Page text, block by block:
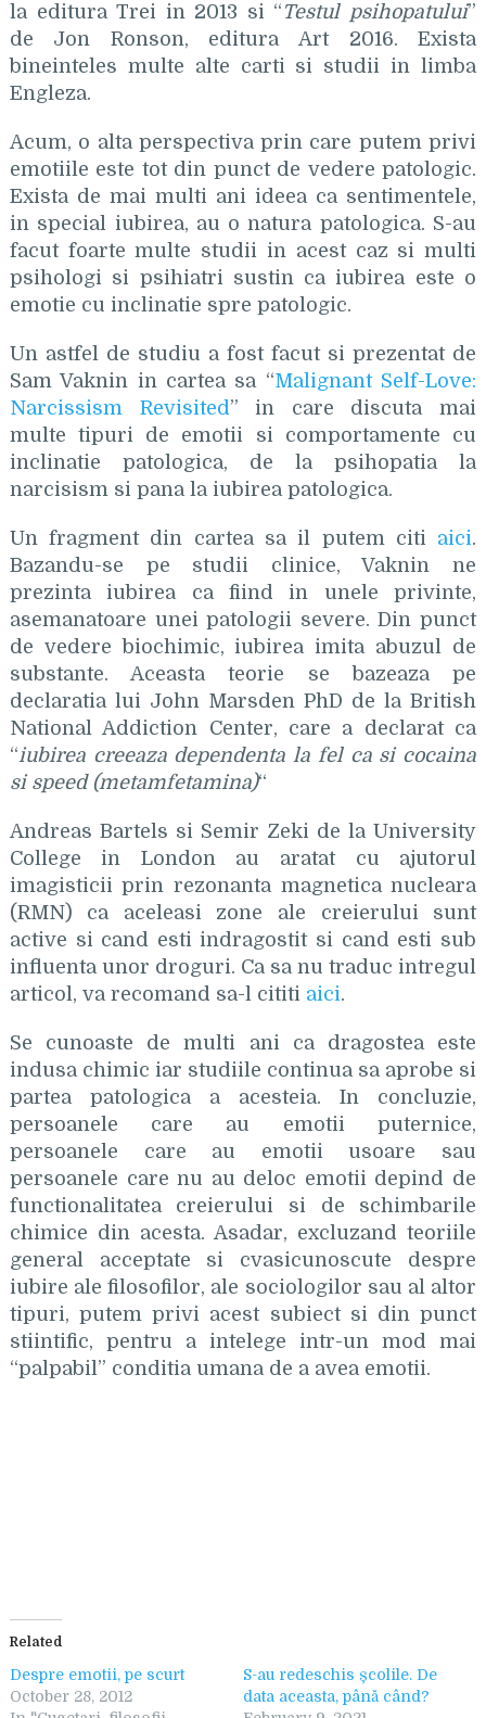
la editura Trei in 2013 si “ Testul psihopatului”
de Jon Ronson, editura Art 2016. Exista
bineinteles multe alte carti si studii in limba
Engleza.
Acum, o alta perspectiva prin care putem privi
emotiile este tot din punct de vedere patologic.
Exista de mai multi ani ideea ca sentimentele,
in special iubirea, au o natura patologica. S-au
facut foarte multe studii in acest caz si multi
psihologi si psihiatri sustin ca iubirea este o
emotie cu inclinatie spre patologic.
Un astfel de studiu a fost facut si prezentat de
Sam Vaknin in cartea sa “Malignant Self-Love:
Narcissism Revisited” in care discuta mai
multe tipuri de emotii si comportamente cu
inclinatie patologica, de la psihopatia la
narcisism si pana la iubirea patologica.
Un fragment din cartea sa il putem citi aici.
Bazandu-se pe studii clinice, Vaknin ne
prezinta iubirea ca fiind in unele privinte,
asemanatoare unei patologii severe. Din punct
de vedere biochimic, iubirea imita abuzul de
substante. Aceasta teorie se bazeaza pe
declaratia lui John Marsden PhD de la British
National Addiction Center, care a declarat ca
“iubirea creeaza dependenta la fel ca si cocaina
si speed (metamfetamina)“
Andreas Bartels si Semir Zeki de la University
College in London au aratat cu ajutorul
imagisticii prin rezonanta magnetica nucleara
(RMN) ca aceleasi zone ale creierului sunt
active si cand esti indragostit si cand esti sub
influenta unor droguri. Ca sa nu traduc intregul
articol, va recomand sa-l cititi aici.
Se cunoaste de multi ani ca dragostea este
indusa chimic iar studiile continua sa aprobe si
partea patologica a acesteia. In concluzie,
persoanele care au emotii puternice,
persoanele care au emotii usoare sau
persoanele care nu au deloc emotii depind de
functionalitatea creierului si de schimbarile
chimice din acesta. Asadar, excluzand teoriile
general acceptate si cvasicunoscute despre
iubire ale filosofilor, ale sociologilor sau al altor
tipuri, putem privi acest subiect si din punct
stiintific, pentru a intelege intr-un mod mai
“palpabil” conditia umana de a avea emotii.
Related
Despre emotii, pe scurt
October 28, 2012
S-au redeschis școlile. De
data aceasta, până când?